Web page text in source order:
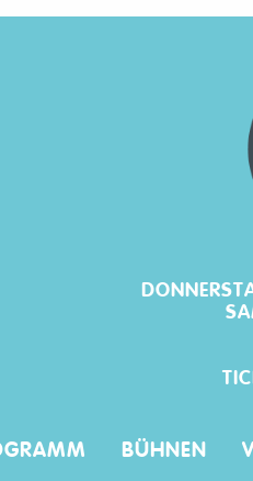
BÜHNEN